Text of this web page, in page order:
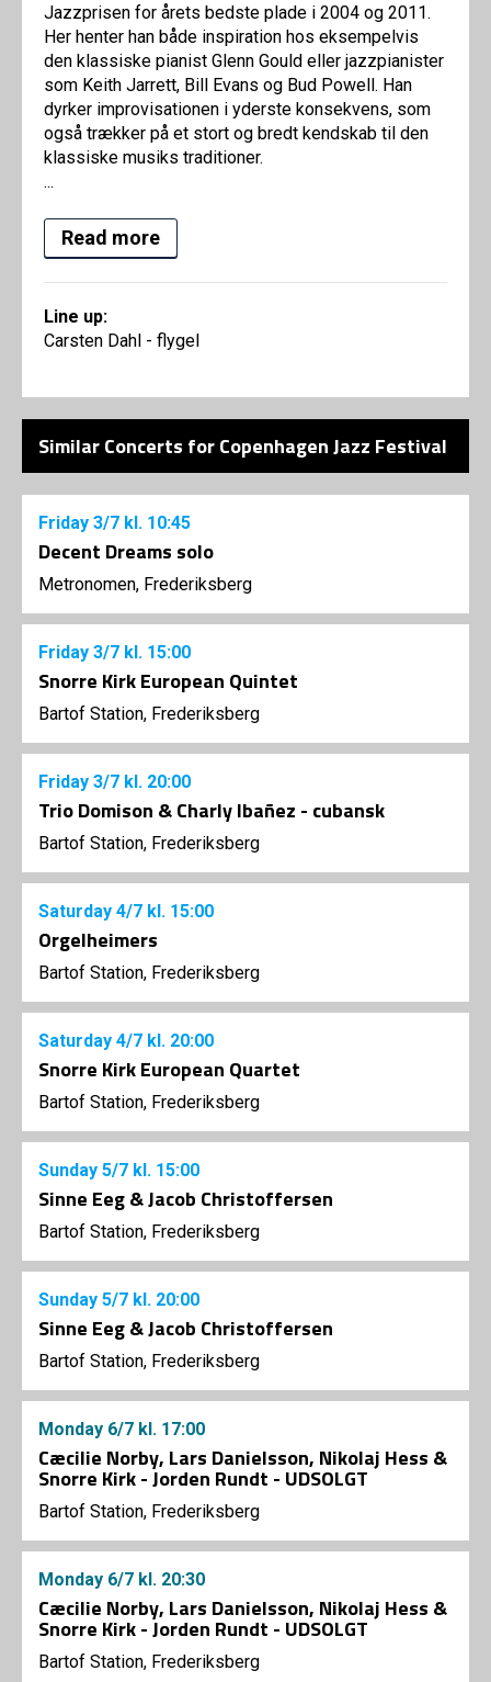
Jazzprisen for årets bedste plade i 2004 og 2011.
Her henter han både inspiration hos eksempelvis
den klassiske pianist Glenn Gould eller jazzpianister
som Keith Jarrett, Bill Evans og Bud Powell. Han
dyrker improvisationen i yderste konsekvens, som
også trækker på et stort og bredt kendskab til den
klassiske musiks traditioner.
...
Read more
Line up:
Carsten Dahl - flygel
Similar Concerts for Copenhagen Jazz Festival
Friday 3/7 kl. 10:45
Decent Dreams solo
Metronomen, Frederiksberg
Friday 3/7 kl. 15:00
Snorre Kirk European Quintet
Bartof Station, Frederiksberg
Friday 3/7 kl. 20:00
Trio Domison & Charly Ibañez - cubansk
Bartof Station, Frederiksberg
Saturday 4/7 kl. 15:00
Orgelheimers
Bartof Station, Frederiksberg
Saturday 4/7 kl. 20:00
Snorre Kirk European Quartet
Bartof Station, Frederiksberg
Sunday 5/7 kl. 15:00
Sinne Eeg & Jacob Christoffersen
Bartof Station, Frederiksberg
Sunday 5/7 kl. 20:00
Sinne Eeg & Jacob Christoffersen
Bartof Station, Frederiksberg
Monday 6/7 kl. 17:00
Cæcilie Norby, Lars Danielsson, Nikolaj Hess &
Snorre Kirk - Jorden Rundt - UDSOLGT
Bartof Station, Frederiksberg
Monday 6/7 kl. 20:30
Cæcilie Norby, Lars Danielsson, Nikolaj Hess &
Snorre Kirk - Jorden Rundt - UDSOLGT
Bartof Station, Frederiksberg